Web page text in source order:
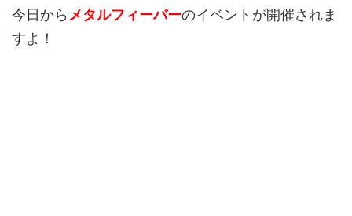
今日から メタルフィーバーのイベントが開催されま
すよ！